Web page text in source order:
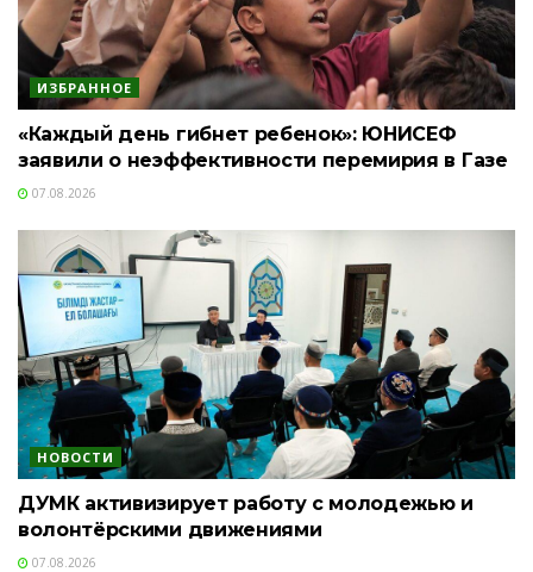
ИЗБРАННОЕ
«Каждый день гибнет ребенок»: ЮНИСЕФ
заявили о неэффективности перемирия в Газе
07.08.2026
НОВОСТИ
ДУМК активизирует работу с молодежью и
волонтёрскими движениями
07.08.2026